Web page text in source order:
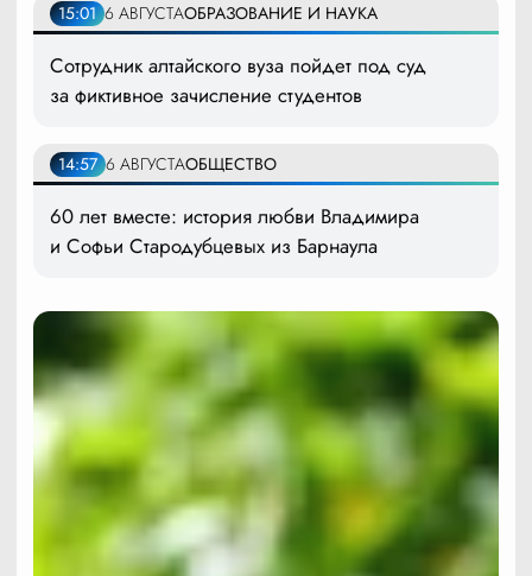
15:01 6 АВГУСТАОБРАЗОВАНИЕ И НАУКА
Сотрудник алтайского вуза пойдет под суд
за фиктивное зачисление студентов
14:57 6 АВГУСТАОБЩЕСТВО
60 лет вместе: история любви Владимира
и Софьи Стародубцевых из Барнаула